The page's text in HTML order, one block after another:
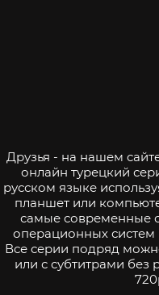
Друзья - на нашем
онлайн турецкий
русском языке
планшет или
самые современные
операционных систем
Все серии подряд
или с субтитрами без